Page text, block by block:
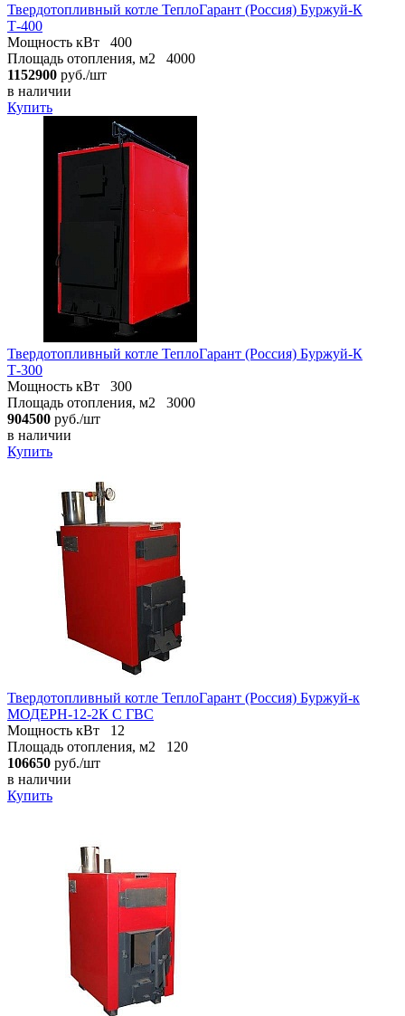
Твердотопливный котле ТеплоГарант (Россия) Буржуй-К
Т-400
Мощность кВт
400
Площадь отопления, м2
4000
1152900 руб./шт
в наличии
Купить
Твердотопливный котле ТеплоГарант (Россия) Буржуй-К
Т-300
Мощность кВт
300
Площадь отопления, м2
3000
904500 руб./шт
в наличии
Купить
Твердотопливный котле ТеплоГарант (Россия) Буржуй-к
МОДЕРН-12-2К С ГВС
Мощность кВт
12
Площадь отопления, м2
120
106650 руб./шт
в наличии
Купить